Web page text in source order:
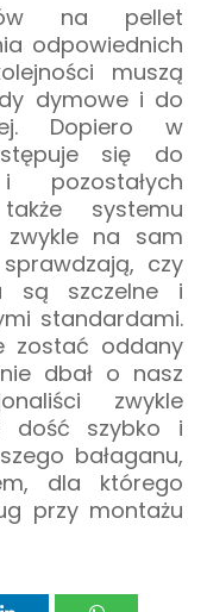
na pellet
odpowiednich
muszą
dymowe i do
Dopiero w
się do
pozostałych
systemu
zwykle na sam
czy
są szczelne i
standardami.
zostać oddany
dbał o nasz
zwykle
dość szybko i
bałaganu,
dla którego
przy montażu